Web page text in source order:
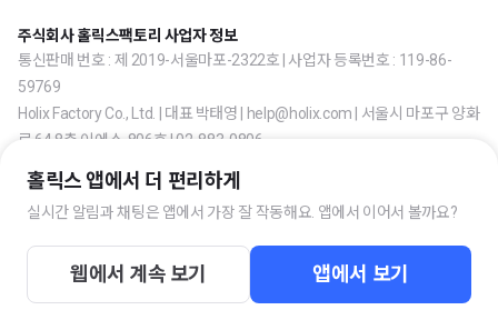
주식회사 홀릭스팩토리 사업자 정보
통신판매 번호 : 제 2019-서울마포-2322호 | 사업자 등록번호 : 119-86-
59769
Holix Factory Co., Ltd. | 대표 박태영 | help@holix.com | 서울시 마포구 양화
로 64 8층 이에스-806호 | 02-883-0806
홀릭스 앱에서 더 편리하게
실시간 알림과 채팅은 앱에서 가장 잘 작동해요. 앱에서 이어서 볼까요?
웹에서 계속 보기 앱에서 보기